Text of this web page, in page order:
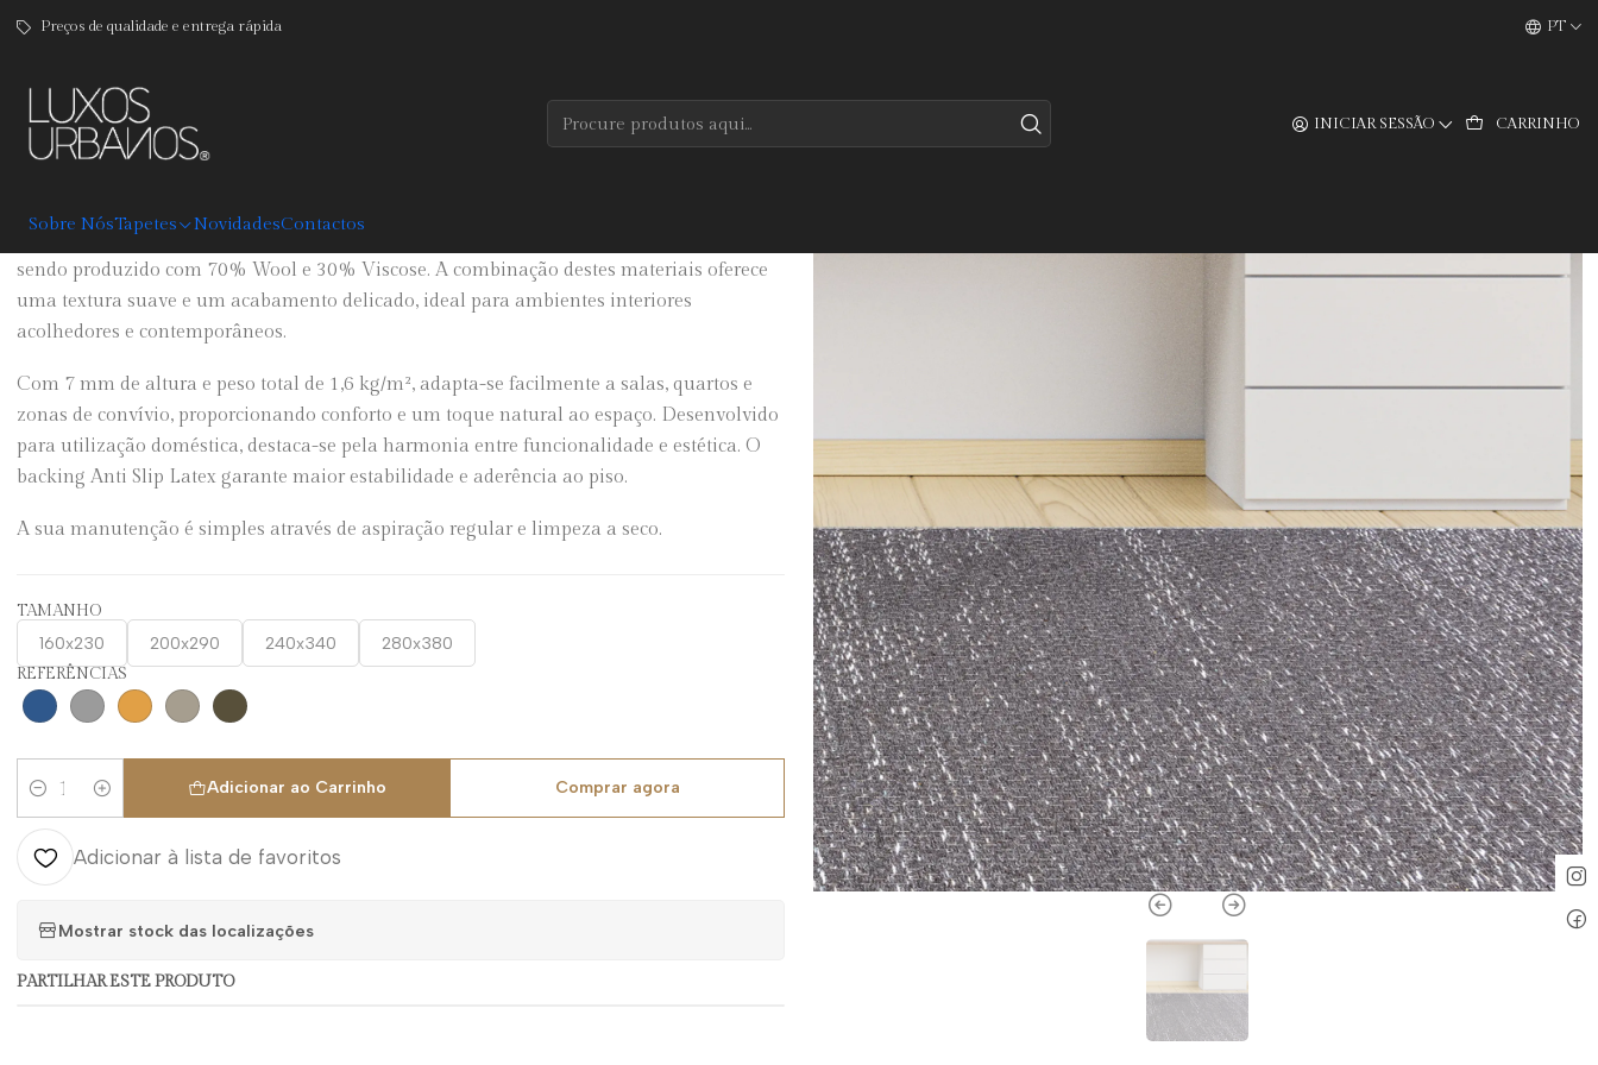
INICIAR SESSÃO CARRINHO
Sobre NósTapetes NovidadesContactos
Preços de qualidade e entrega rápida PT
Natur Water
O Tapete Water da coleção Natur combina elegância natural, conforto e sofisticação,
sendo produzido com 70% Wool e 30% Viscose. A combinação destes materiais oferece
uma textura suave e um acabamento delicado, ideal para ambientes interiores
acolhedores e contemporâneos.
Com 7 mm de altura e peso total de 1,6 kg/m², adapta-se facilmente a salas, quartos e
zonas de convívio, proporcionando conforto e um toque natural ao espaço. Desenvolvido
para utilização doméstica, destaca-se pela harmonia entre funcionalidade e estética. O
backing Anti Slip Latex garante maior estabilidade e aderência ao piso.
A sua manutenção é simples através de aspiração regular e limpeza a seco.
TAMANHO
160x230 200x290 240x340 280x380
REFERÊNCIAS
Quantidade
Adicionar ao Carrinho Comprar agora
Adicionar à lista de favoritos
Mostrar stock das localizações
PARTILHAR ESTE PRODUTO